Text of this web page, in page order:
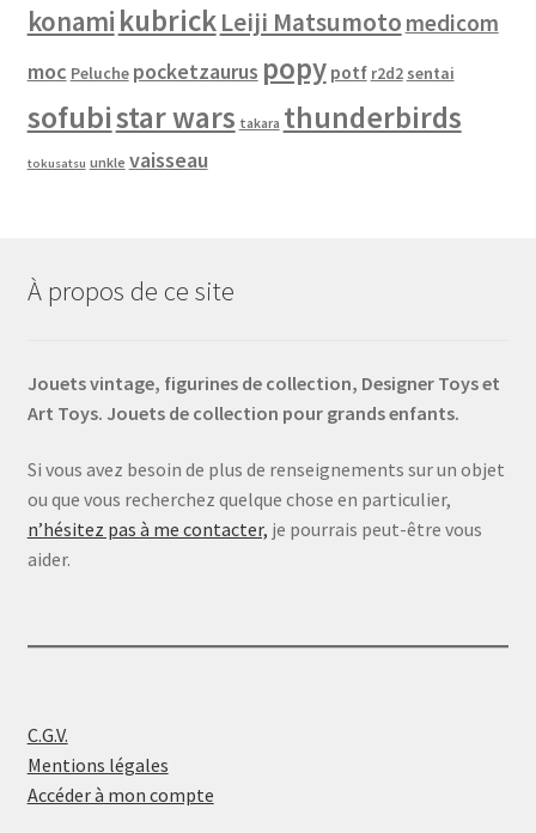
konami kubrickLeiji Matsumoto medicom
moc Peluche pocketzaurus popy potf r2d2 sentai
sofubistar wars takara thunderbirds
tokusatsu unkle vaisseau
À propos de ce site
Jouets vintage, figurines de collection, Designer Toys et
Art Toys. Jouets de collection pour grands enfants.
Si vous avez besoin de plus de renseignements sur un objet
ou que vous recherchez quelque chose en particulier,
n’hésitez pas à me contacter, je pourrais peut-être vous
aider.
C.G.V.
Mentions légales
Accéder à mon compte